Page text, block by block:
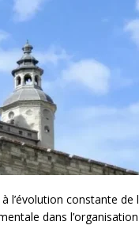
l’évolution constante de
dans